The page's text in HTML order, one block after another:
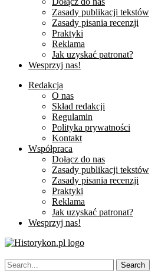
Zasady publikacji tekstów
Zasady pisania recenzji
Praktyki
Reklama
Jak uzyskać patronat?
Wesprzyj nas!
Redakcja
O nas
Skład redakcji
Regulamin
Polityka prywatności
Kontakt
Współpraca
Dołącz do nas
Zasady publikacji tekstów
Zasady pisania recenzji
Praktyki
Reklama
Jak uzyskać patronat?
Wesprzyj nas!